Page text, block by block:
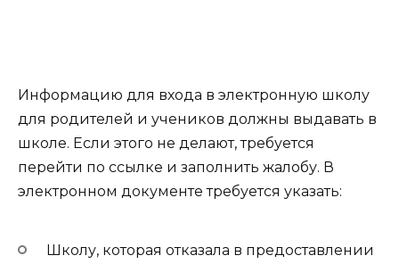
Информацию для входа в электронную школу
для родителей и учеников должны выдавать в
школе. Если этого не делают, требуется
перейти по ссылке и заполнить жалобу. В
электронном документе требуется указать:
Школу, которая отказала в предоставлении